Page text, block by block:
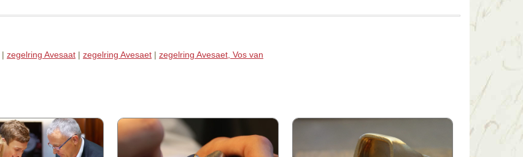
| zegelring Avesaat | zegelring Avesaet | zegelring Avesaet, Vos van